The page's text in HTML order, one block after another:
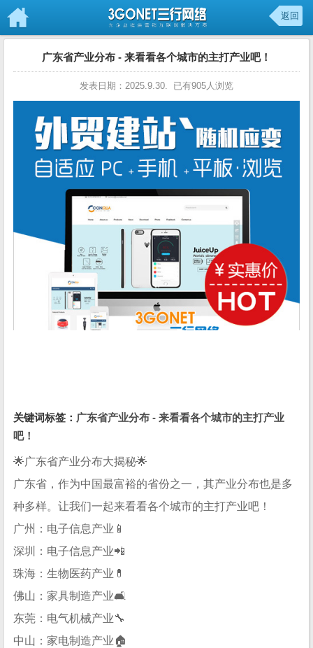
返回
广东省产业分布 - 来看看各个城市的主打产业吧！
发表日期：2025.9.30. 已有905人浏览
关键词标签： 广东省产业分布 - 来看看各个城市的主打产业
吧！
🌟广东省产业分布大揭秘🌟
广东省，作为中国最富裕的省份之一，其产业分布也是多
种多样。让我们一起来看看各个城市的主打产业吧！
广州：电子信息产业📱
深圳：电子信息产业📲
珠海：生物医药产业💊
佛山：家具制造产业🛋️
东莞：电气机械产业🔧
中山：家电制造产业🏠